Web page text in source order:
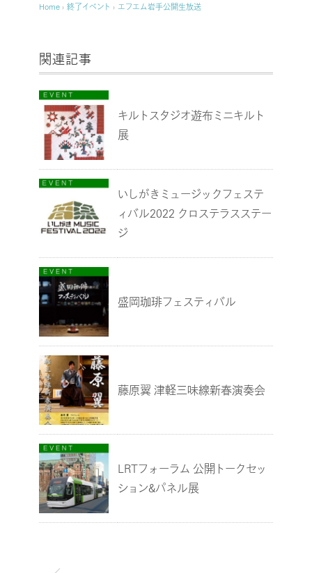
Home › 終了イベント › エフエム岩手公開生放送
関連記事
キルトスタジオ遊布ミニキルト
展
いしがきミュージックフェステ
ィバル2022 クロステラスステー
ジ
盛岡珈琲フェスティバル
藤原翼 津軽三味線新春演奏会
LRTフォーラム 公開トークセッ
ション&パネル展